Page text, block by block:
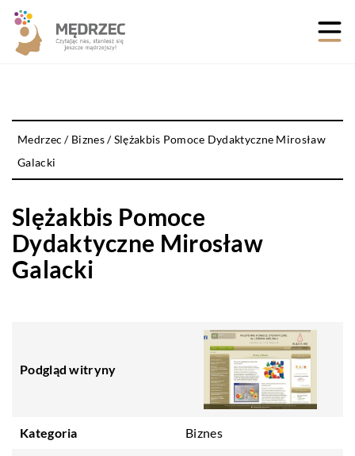
Medrzec / Biznes/Slężakbis Pomoce Dydaktyczne Mirosław
Galacki
Slężakbis Pomoce
Dydaktyczne Mirosław
Galacki
Podgląd witryny
Kategoria Biznes